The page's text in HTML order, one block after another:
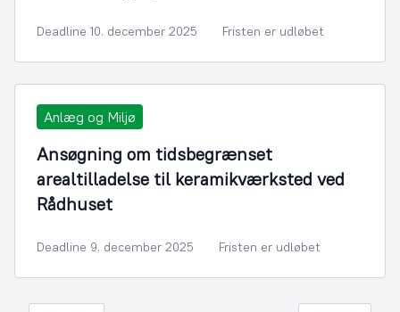
Deadline 10. december 2025 Fristen er udløbet
Anlæg og Miljø
Ansøgning om tidsbegrænset
arealtilladelse til keramikværksted ved
Rådhuset
Deadline 9. december 2025 Fristen er udløbet